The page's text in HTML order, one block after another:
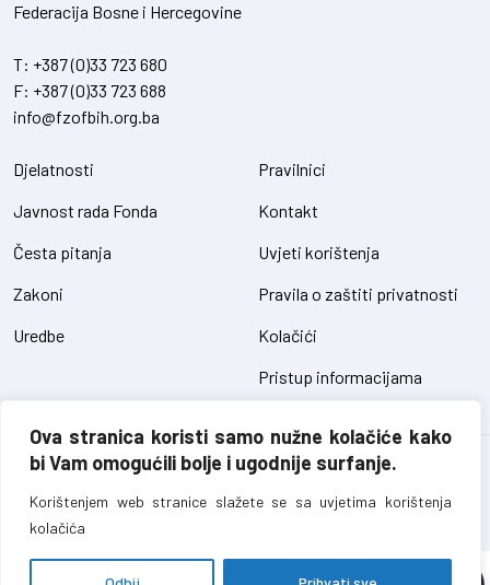
Ova stranica koristi samo nužne kolačiće kako
bi Vam omogućili bolje i ugodnije surfanje.
Korištenjem web stranice slažete se sa uvjetima korištenja
kolačića
Federacija Bosne i Hercegovine
T: +387 (0)33 723 680
F: +387 (0)33 723 688
info@fzofbih.org.ba
Djelatnosti
Javnost rada Fonda
Česta pitanja
Zakoni
Uredbe
Pravilnici
Kontakt
Uvjeti korištenja
Pravila o zaštiti privatnosti
Kolačići
Pristup informacijama
Fond za zaštitu okoliša FBiH – sva prava pridržana // design and